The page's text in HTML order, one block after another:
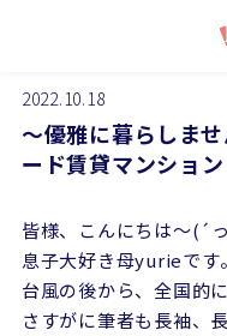
2022.10.18
～優雅に暮らしま
ード賃貸マンショ
皆様、こんにちは～(´
息子大好き母yurieです。
台風の後から、全国的
さすがに筆者も長袖、